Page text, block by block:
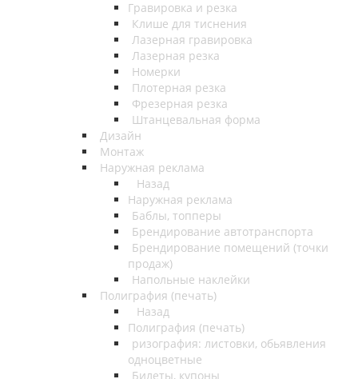
Гравировка и резка
Клише для тиснения
Лазерная гравировка
Лазерная резка
Номерки
Плотерная резка
Фрезерная резка
Штанцевальная форма
Дизайн
Монтаж
Наружная реклама
Назад
Наружная реклама
Баблы, топперы
Брендирование автотранспорта
Брендирование помещений (точки
продаж)
Напольные наклейки
Полиграфия (печать)
Назад
Полиграфия (печать)
ризография: листовки, обьявления
одноцветные
Билеты, купоны